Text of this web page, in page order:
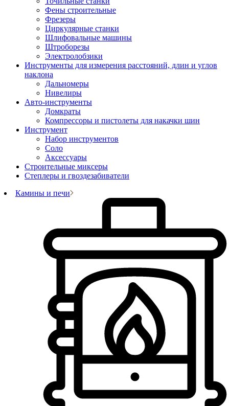
Фены строительные
Фрезеры
Циркулярные станки
Шлифовальные машины
Штроборезы
Электролобзики
Инструменты для измерения расстояний, длин и углов
наклона
Дальномеры
Нивелиры
Авто-инструменты
Домкраты
Компрессоры и пистолеты для накачки шин
Инструмент
Набор инструментов
Соло
Аксессуары
Строительные миксеры
Степлеры и гвоздезабиватели
Камины и печи